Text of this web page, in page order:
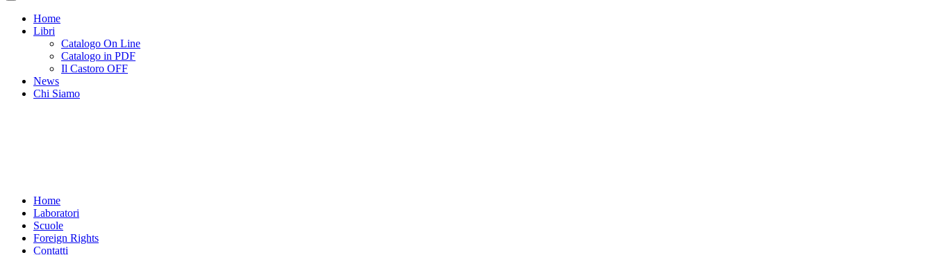
Home
Libri
Catalogo On Line
Catalogo in PDF
Il Castoro OFF
News
Chi Siamo
Home
Laboratori
Scuole
Foreign Rights
Contatti